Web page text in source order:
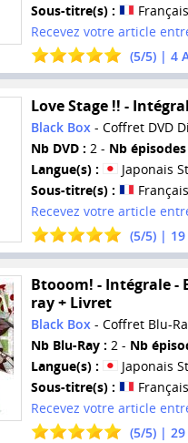
Sous-titre(s) :
Français
Recevez votre article
(5/5) | 4
Love Stage !! -
Black Box - Coffret DVD
Nb DVD : 2 - Nb épisodes
Langue(s) :
Japonais
Sous-titre(s) :
Français
Recevez votre article
(5/5) | 19
Btooom! - Intégrale -
ray + Livret
Black Box- Coffret Blu-
Nb Blu-Ray : 2 - Nb
Langue(s) :
Japonais
Sous-titre(s) :
Français
Recevez votre article
(5/5) | 29